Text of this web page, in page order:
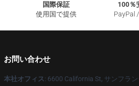
国際保証
使用国で提供
100％
PayPal
お問い合わせ
本社オフィス: 6600 California St, サンフラ